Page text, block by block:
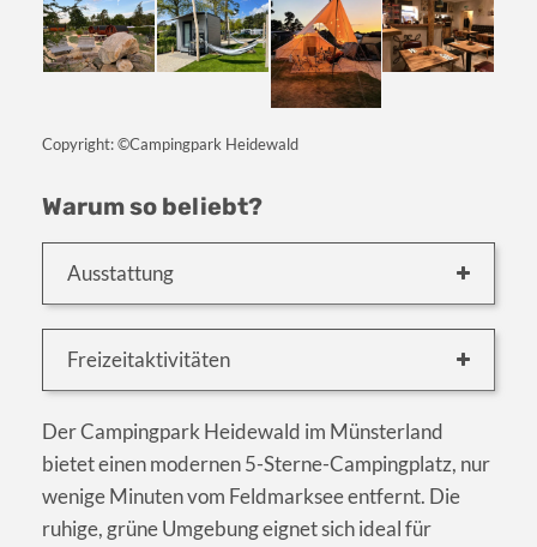
Copyright: ©Campingpark Heidewald
Warum so beliebt?
Ausstattung
Freizeitaktivitäten
Der Campingpark Heidewald im Münsterland
bietet einen modernen 5-Sterne-Campingplatz, nur
wenige Minuten vom Feldmarksee entfernt. Die
ruhige, grüne Umgebung eignet sich ideal für